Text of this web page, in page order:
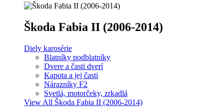
Škoda Fabia II (2006-2014)
Diely karosérie
Blatníky podblatníky
Dvere a časti dverí
Kapota a jej časti
Nárazníky F2
Svetlá, motorčeky, zrkadlá
View All Škoda Fabia II (2006-2014)